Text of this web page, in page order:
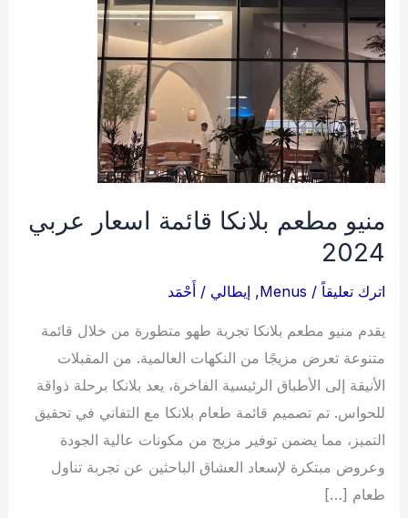
منيو مطعم بلانكا قائمة اسعار عربي
2024
اترك تعليقاً /
Menus
, إيطالي / أَحْمَد
يقدم منيو مطعم بلانكا تجربة طهو متطورة من خلال قائمة
متنوعة تعرض مزيجًا من النكهات العالمية. من المقبلات
الأنيقة إلى الأطباق الرئيسية الفاخرة، يعد بلانكا برحلة ذواقة
للحواس. تم تصميم قائمة طعام بلانكا مع التفاني في تحقيق
التميز، مما يضمن توفير مزيج من مكونات عالية الجودة
وعروض مبتكرة لإسعاد العشاق الباحثين عن تجربة تناول
طعام […]